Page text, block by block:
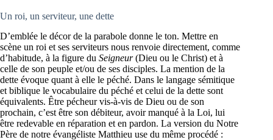
Un roi, un serviteur, une dette
D’emblée le décor de la parabole donne le ton. Mettre en
scène un roi et ses serviteurs nous renvoie directement, comme
d’habitude, à la figure du Seigneur(Dieu ou le Christ) et à
celle de son peuple et/ou de ses disciples. La mention de la
dette évoque quant à elle le péché. Dans le langage sémitique
et biblique le vocabulaire du péché et celui de la dette sont
équivalents. Être pécheur vis-à-vis de Dieu ou de son
prochain, c’est être son débiteur, avoir manqué à la Loi, lui
être redevable en réparation et en pardon. La version du Notre
Père de notre évangéliste Matthieu use du même procédé :